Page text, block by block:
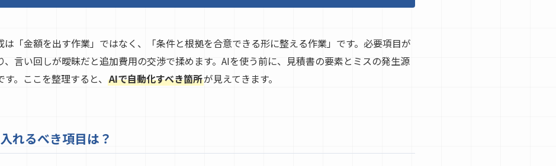
は「金額を出す作業」ではなく、「条件と根拠を合意できる形に整える作業」です。必要項目が
言い回しが曖昧だと追加費用の交渉で揉めます。AIを使う前に、見積書の要素とミスの発生源
。ここを整理すると、 AIで自動化すべき箇所が見えてきます。
れるべき項目は？